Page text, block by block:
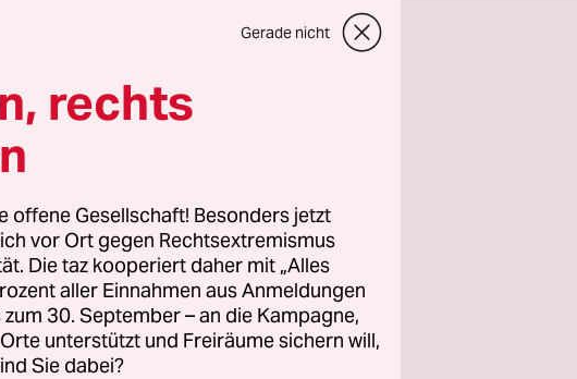
Alemannia mit
Leier mit dem
da! Und
Alemannia
welchem Block
ehemals
und damit der
Gerade nicht
rechts
offene Gesellschaft! Besonders jetzt
vor Ort gegen Rechtsextremismus
Die taz kooperiert daher mit „Alles
aller Einnahmen aus Anmeldungen
30. September – an die Kampagne,
unterstützt und Freiräume sichern will,
Sie dabei?